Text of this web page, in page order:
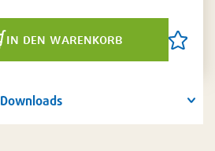
in den warenkorb
Artikel
Downloads